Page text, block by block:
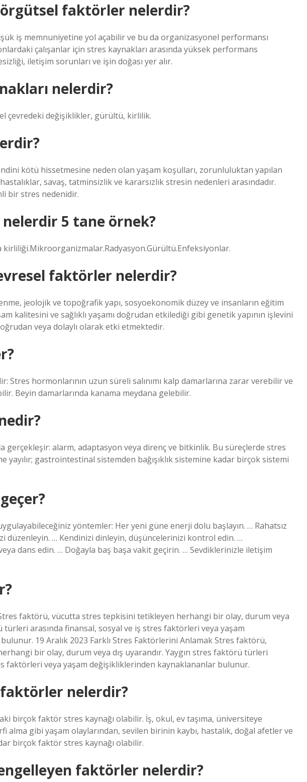
faktörler nelerdir?
iş memnuniyetine yol açabilir ve bu da organizasyonel performansı
çalışanlar için stres kaynakları arasında yüksek performans
iletişim sorunları ve işin doğası yer alır.
nelerdir?
çevredeki değişiklikler, gürültü, kirlilik.
kötü hissetmesine neden olan yaşam koşulları, zorunluluktan yapılan
savaş, tatminsizlik ve kararsızlık stresin nedenleri arasındadır.
bir stres nedenidir.
5 tane örnek?
kirliliği.Mikroorganizmalar.Radyasyon.Gürültü.Enfeksiyonlar.
faktörler nelerdir?
jeolojik ve topoğrafik yapı, sosyoekonomik düzey ve insanların eğitim
kalitesini ve sağlıklı yaşamı doğrudan etkilediği gibi genetik yapının işlevini
veya dolaylı olarak etki etmektedir.
Stres hormonlarının uzun süreli salınımı kalp damarlarına zarar verebilir ve
Beyin damarlarında kanama meydana gelebilir.
gerçekleşir: alarm, adaptasyon veya direnç ve bitkinlik. Bu süreçlerde stres
gastrointestinal sistemden bağışıklık sistemine kadar birçok sistemi
yöntemler: Her yeni güne enerji dolu başlayın. … Rahatsız
düzenleyin. … Kendinizi dinleyin, düşüncelerinizi kontrol edin. …
veya dans edin. … Doğayla baş başa vakit geçirin. … Sevdiklerinizle iletişim
faktörü, vücutta stres tepkisini tetikleyen herhangi bir olay, durum veya
türleri arasında finansal, sosyal ve iş stres faktörleri veya yaşam
19 Aralık 2023 Farklı Stres Faktörlerini Anlamak Stres faktörü,
bir olay, durum veya dış uyarandır. Yaygın stres faktörü türleri
faktörleri veya yaşam değişikliklerinden kaynaklananlar bulunur.
nelerdir?
birçok faktör stres kaynağı olabilir. İş, okul, ev taşıma, üniversiteye
alma gibi yaşam olaylarından, sevilen birinin kaybı, hastalık, doğal afetler ve
birçok faktör stres kaynağı olabilir.
faktörler nelerdir?